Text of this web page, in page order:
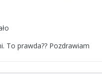
To prawda?? Pozdrawiam